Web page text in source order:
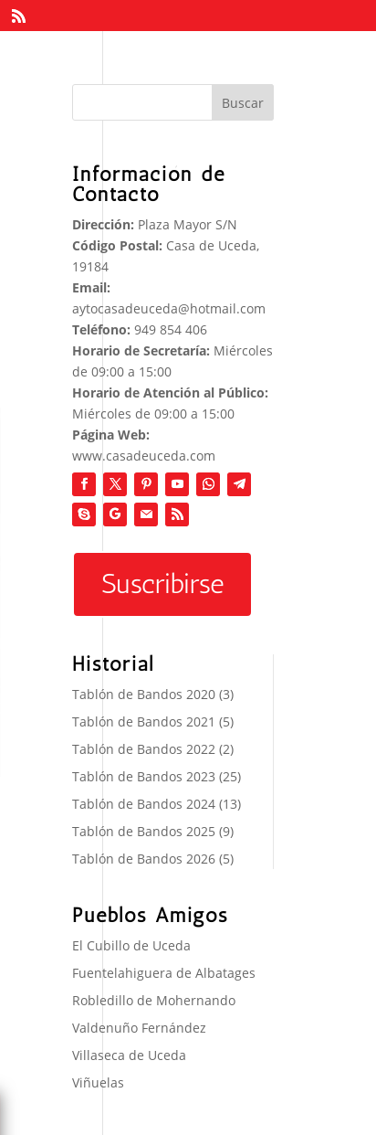
Buscar
Información de
Contacto
Dirección: Plaza Mayor S/N
Código Postal: Casa de Uceda,
19184
Email:
aytocasadeuceda@hotmail.com
Teléfono: 949 854 406
Horario de Secretaría: Miércoles
de 09:00 a 15:00
Horario de Atención al Público:
Miércoles de 09:00 a 15:00
Página Web:
www.casadeuceda.com
Suscribirse
Historial
Tablón de Bandos 2020 (3)
Tablón de Bandos 2021 (5)
Tablón de Bandos 2022 (2)
Tablón de Bandos 2023 (25)
Tablón de Bandos 2024 (13)
Tablón de Bandos 2025 (9)
Tablón de Bandos 2026 (5)
Pueblos Amigos
El Cubillo de Uceda
Fuentelahiguera de Albatages
Robledillo de Mohernando
Valdenuño Fernández
Villaseca de Uceda
Viñuelas